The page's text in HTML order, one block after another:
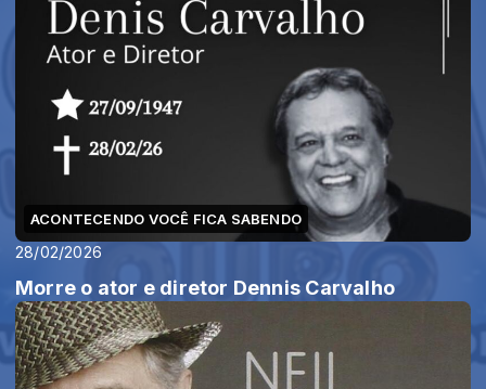
ACONTECENDO VOCÊ FICA SABENDO
28/02/2026
Morre o ator e diretor Dennis Carvalho